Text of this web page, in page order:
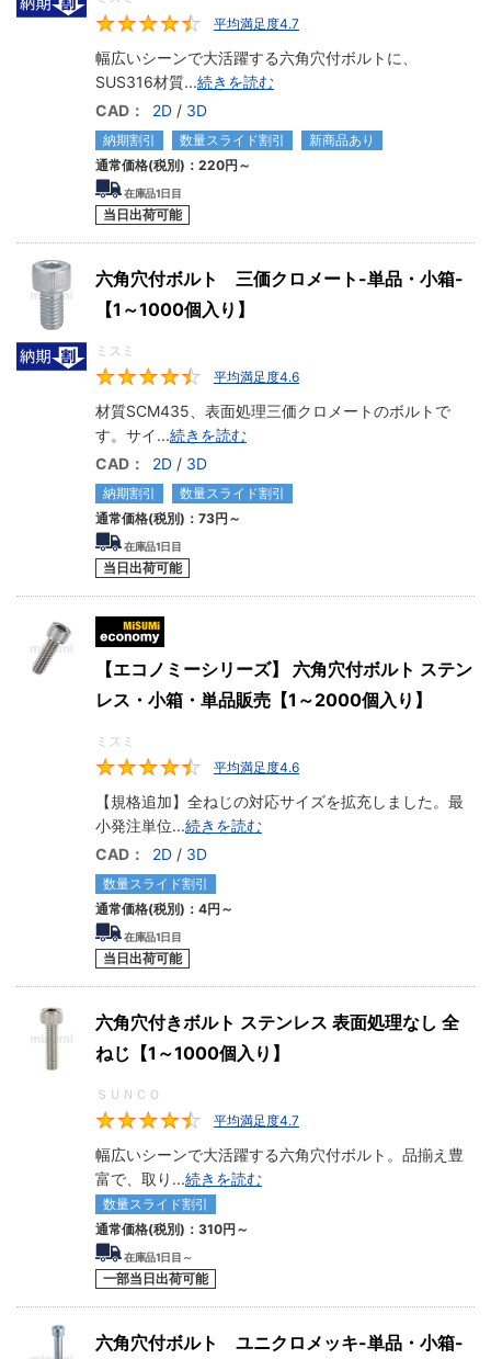
平均満足度4.7
幅広いシーンで大活躍する六角穴付ボルトに、
SUS316材質...続きを読む
CAD：
2D / 3D
納期割引 数量スライド割引
新商品あり
通常価格(税別)： 220円 ～
在庫品1日目
当日出荷可能
六角穴付ボルト 三価クロメート-単品・小箱-
【1～1000個入り】
ミスミ
平均満足度4.6
材質SCM435、表面処理三価クロメートのボルトで
す。サイ...続きを読む
CAD：
2D / 3D
納期割引
数量スライド割引
通常価格(税別)： 73円 ～
在庫品1日目
当日出荷可能
【エコノミーシリーズ】 六角穴付ボルト ステン
レス・小箱・単品販売【1～2000個入り】
ミスミ
平均満足度4.6
【規格追加】全ねじの対応サイズを拡充しました。最
小発注単位...続きを読む
CAD：
2D / 3D
数量スライド割引
通常価格(税別)： 4円 ～
在庫品1日目
当日出荷可能
六角穴付きボルト ステンレス 表面処理なし 全
ねじ【1～1000個入り】
ＳＵＮＣＯ
平均満足度4.7
幅広いシーンで大活躍する六角穴付ボルト。品揃え豊
富で、取り ...続きを読む
数量スライド割引
通常価格(税別)： 310円 ～
在庫品1日目～
一部当日出荷可能
六角穴付ボルト ユニクロメッキ-単品・小箱-